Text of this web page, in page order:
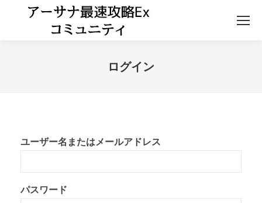
ログイン
ユーザー名またはメールアドレス
パスワード